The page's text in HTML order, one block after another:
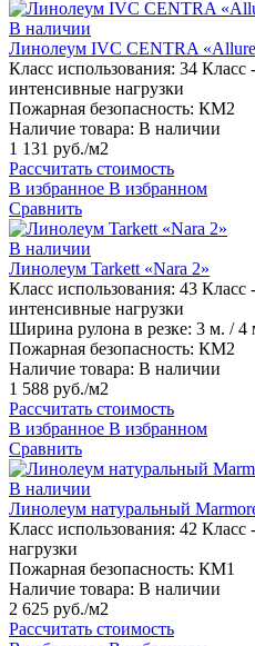
В наличии
Линолеум IVC CENTRA
Класс использования: 34 Класс
интенсивные нагрузки
Пожарная безопасность: КМ2
Наличие товара: В наличии
1 131 руб./м2
Рассчитать стоимость
В избранное В избранном
Сравнить
В наличии
Линолеум Tarkett «Nara 2»
Класс использования: 43
интенсивные нагрузки
Ширина рулона в резке: 3 м. / 4
Пожарная безопасность: КМ2
Наличие товара: В наличии
1 588 руб./м2
Рассчитать стоимость
В избранное В избранном
Сравнить
В наличии
Линолеум натуральный
Класс использования: 42
нагрузки
Пожарная безопасность: КМ1
Наличие товара: В наличии
2 625 руб./м2
Рассчитать стоимость